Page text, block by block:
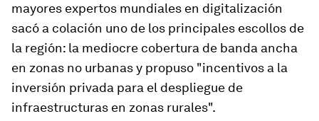
mayores expertos mundiales en digitalización
sacó a colación uno de los principales escollos de
la región: la mediocre cobertura de banda ancha
en zonas no urbanas y propuso "incentivos a la
inversión privada para el despliegue de
infraestructuras en zonas rurales".